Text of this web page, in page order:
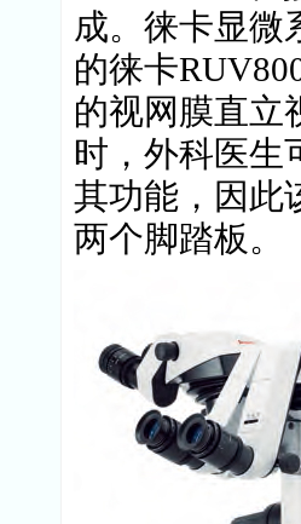
成。徕卡显微
的徕卡
的视网膜直立
时，外科医生
其功能，因此
两个脚踏板。